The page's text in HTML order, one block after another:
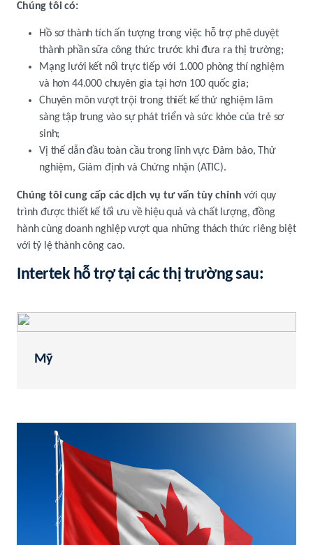
Chúng tôi có:
Hồ sơ thành tích ấn tượng trong việc hỗ trợ phê duyệt
thành phần sữa công thức trước khi đưa ra thị trường;
Mạng lưới kết nối trực tiếp với 1.000 phòng thí nghiệm
và hơn 44.000 chuyên gia tại hơn 100 quốc gia;
Chuyên môn vượt trội trong thiết kế thử nghiệm lâm
sàng tập trung vào sự phát triển và sức khỏe của trẻ sơ
sinh;
Vị thế dẫn đầu toàn cầu trong lĩnh vực Đảm bảo, Thử
nghiệm, Giám định và Chứng nhận (ATIC).
Chúng tôi cung cấp các dịch vụ tư vấn tùy chỉnh với quy
trình được thiết kế tối ưu về hiệu quả và chất lượng, đồng
hành cùng doanh nghiệp vượt qua những thách thức riêng biệt
với tỷ lệ thành công cao.
Intertek hỗ trợ tại các thị trường sau:
Mỹ